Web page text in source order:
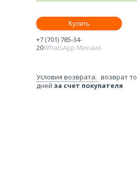
Купить
+7 (701) 785-34-
20WhatsApp Михаил
возврат
дней за счет покупателя